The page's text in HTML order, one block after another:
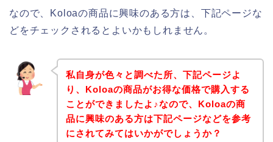
なので、Koloaの商品に興味のある方は、下記ページな
どをチェックされるとよいかもしれません。
私自身が色々と調べた所、下記ページよ
り、Koloaの商品がお得な価格で購入する
ことができましたよ♪なので、Koloaの商
品に興味のある方は下記ページなどを参考
にされてみてはいかがでしょうか？